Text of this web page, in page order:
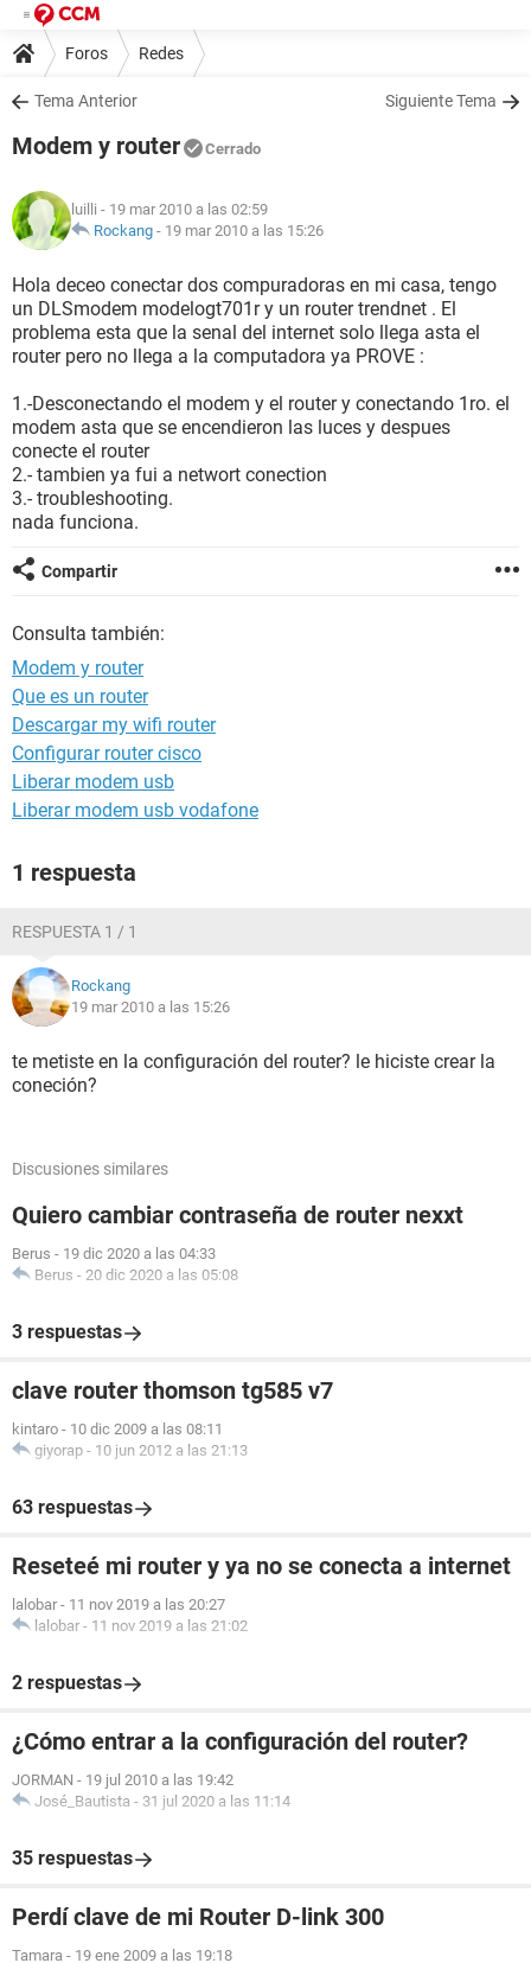
Foros Redes
Tema Anterior Siguiente Tema
Modem y router Cerrado
luilli - 19 mar 2010 a las 02:59
Rockang - 19 mar 2010 a las 15:26
Hola deceo conectar dos compuradoras en mi casa, tengo
un DLSmodem modelogt701r y un router trendnet . El
problema esta que la senal del internet solo llega asta el
router pero no llega a la computadora ya PROVE :
1.-Desconectando el modem y el router y conectando 1ro. el
modem asta que se encendieron las luces y despues
conecte el router
2.- tambien ya fui a networt conection
3.- troubleshooting.
nada funciona.
Compartir
Consulta también:
Modem y router
Que es un router
Descargar my wifi router
Configurar router cisco
Liberar modem usb
Liberar modem usb vodafone
1 respuesta
RESPUESTA 1 / 1
Rockang
19 mar 2010 a las 15:26
te metiste en la configuración del router? le hiciste crear la
coneción?
Discusiones similares
Quiero cambiar contraseña de router nexxt
Berus - 19 dic 2020 a las 04:33
Berus - 20 dic 2020 a las 05:08
3 respuestas
clave router thomson tg585 v7
kintaro - 10 dic 2009 a las 08:11
giyorap - 10 jun 2012 a las 21:13
63 respuestas
Reseteé mi router y ya no se conecta a internet
lalobar - 11 nov 2019 a las 20:27
lalobar - 11 nov 2019 a las 21:02
2 respuestas
¿Cómo entrar a la configuración del router?
JORMAN - 19 jul 2010 a las 19:42
José_Bautista - 31 jul 2020 a las 11:14
35 respuestas
Perdí clave de mi Router D-link 300
Tamara - 19 ene 2009 a las 19:18